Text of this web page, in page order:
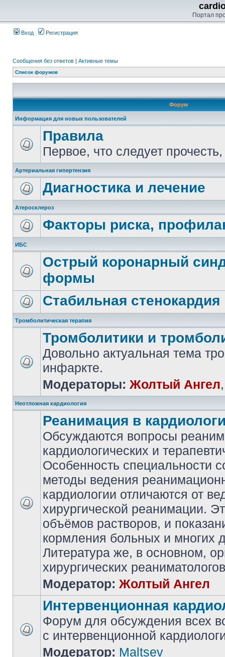
Портал
Вход Регистрация
Сообщения без ответов | Активные темы
Список форумов
Форум
Информация для новых пользователей
Правила
Первое, что следует
Артериальная гипертензия
Диагностика и лечение
Атеросклероз
Факторы риска,
ИБС
Острый коронарный
формы
Стабильная стенокардия
Тромболитическая терапия
Тромболитики и
Довольно актуальная тема
инфаркте.
Модераторы: Жолтый Ангел
Неотложная кардиология
Реанимация в
Обсуждаются вопросы
кардиологических и
Особенность специальности
методы ведения
кардиологии отличаются от
хирургической реанимации.
объёмов растворов, и
кормления больных и многих
Литература же, в основном,
хирургических
Модератор: Жолтый Ангел
Интервенционная
Форум для обсуждения всех
с интервенционной
Модератор: Maltsev